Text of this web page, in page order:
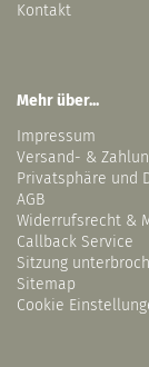
Kontakt
Mehr über...
Impressum
Versand- &
Privatsphäre und
AGB
Widerrufsrecht &
Callback Service
Sitzung
Sitemap
Cookie